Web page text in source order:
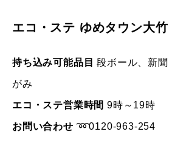
エコ・ステ ゆめタウン大竹
持ち込み可能品目段ボール、新聞
がみ
エコ・ステ営業時間 9時～19時
お問い合わせ ➿0120-963-254